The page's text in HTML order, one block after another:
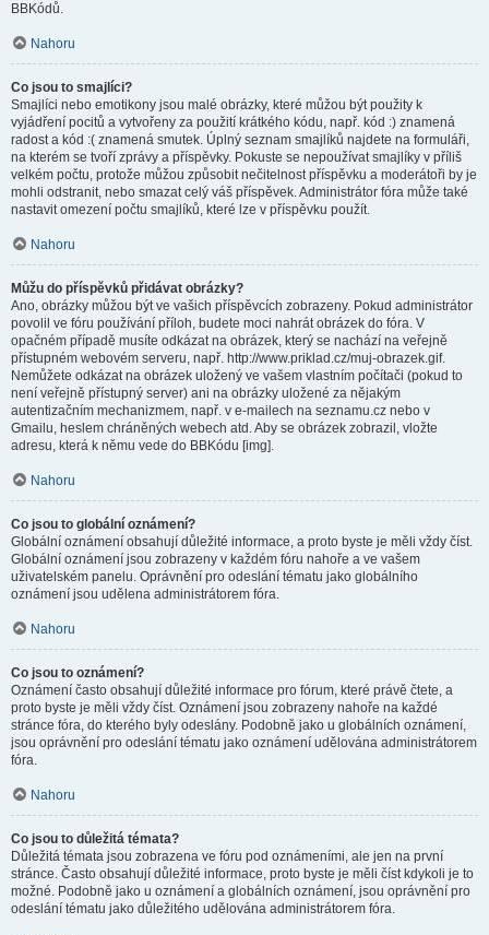
BBKódů.
Nahoru
Co jsou to smajlíci?
Smajlíci nebo emotikony jsou malé obrázky, které můžou být použity k
vyjádření pocitů a vytvořeny za použití krátkého kódu, např. kód :) znamená
radost a kód :( znamená smutek. Úplný seznam smajlíků najdete na formuláři,
na kterém se tvoří zprávy a příspěvky. Pokuste se nepoužívat smajlíky v příliš
velkém počtu, protože můžou způsobit nečitelnost příspěvku a moderátoři by je
mohli odstranit, nebo smazat celý váš příspěvek. Administrátor fóra může také
nastavit omezení počtu smajlíků, které lze v příspěvku použít.
Nahoru
Můžu do příspěvků přidávat obrázky?
Ano, obrázky můžou být ve vašich příspěvcích zobrazeny. Pokud administrátor
povolil ve fóru používání příloh, budete moci nahrát obrázek do fóra. V
opačném případě musíte odkázat na obrázek, který se nachází na veřejně
přístupném webovém serveru, např. http://www.priklad.cz/muj-obrazek.gif.
Nemůžete odkázat na obrázek uložený ve vašem vlastním počítači (pokud to
není veřejně přístupný server) ani na obrázky uložené za nějakým
autentizačním mechanizmem, např. v e-mailech na seznamu.cz nebo v
Gmailu, heslem chráněných webech atd. Aby se obrázek zobrazil, vložte
adresu, která k němu vede do BBKódu [img].
Nahoru
Co jsou to globální oznámení?
Globální oznámení obsahují důležité informace, a proto byste je měli vždy číst.
Globální oznámení jsou zobrazeny v každém fóru nahoře a ve vašem
uživatelském panelu. Oprávnění pro odeslání tématu jako globálního
oznámení jsou udělena administrátorem fóra.
Nahoru
Co jsou to oznámení?
Oznámení často obsahují důležité informace pro fórum, které právě čtete, a
proto byste je měli vždy číst. Oznámení jsou zobrazeny nahoře na každé
stránce fóra, do kterého byly odeslány. Podobně jako u globálních oznámení,
jsou oprávnění pro odeslání tématu jako oznámení udělována administrátorem
fóra.
Nahoru
Co jsou to důležitá témata?
Důležitá témata jsou zobrazena ve fóru pod oznámeními, ale jen na první
stránce. Často obsahují důležité informace, proto byste je měli číst kdykoli je to
možné. Podobně jako u oznámení a globálních oznámení, jsou oprávnění pro
odeslání tématu jako důležitého udělována administrátorem fóra.